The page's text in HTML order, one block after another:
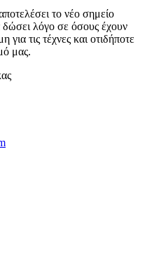
το νέο σημείο
λόγο σε όσους έχουν
τις τέχνες και οτιδήποτε
μας.